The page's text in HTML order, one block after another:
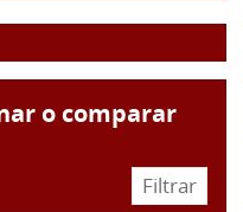
o comparar